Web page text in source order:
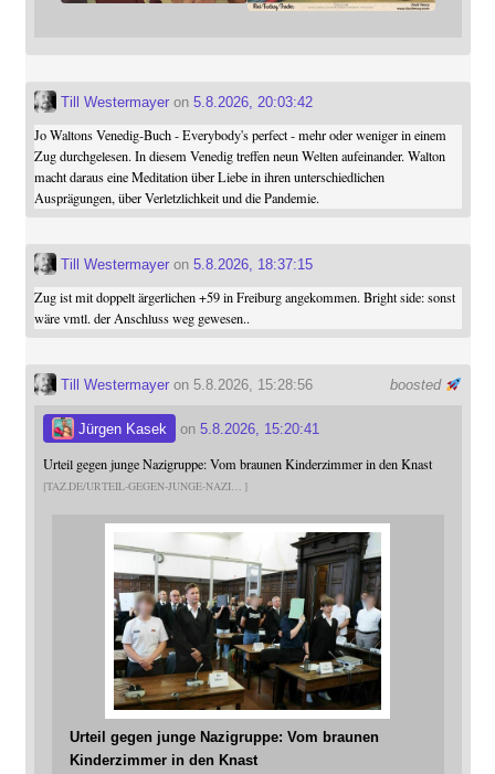
Till Westermayeron 5.8.2026, 20:03:42
Jo Waltons Venedig-Buch - Everybody's perfect - mehr oder weniger in einem
Zug durchgelesen. In diesem Venedig treffen neun Welten aufeinander. Walton
macht daraus eine Meditation über Liebe in ihren unterschiedlichen
Ausprägungen, über Verletzlichkeit und die Pandemie.
Till Westermayeron 5.8.2026, 18:37:15
Zug ist mit doppelt ärgerlichen +59 in Freiburg angekommen. Bright side: sonst
wäre vmtl. der Anschluss weg gewesen..
boosted
Till Westermayeron 5.8.2026, 15:28:56
Jürgen Kasek on 5.8.2026, 15:20:41
Urteil gegen junge Nazigruppe: Vom braunen Kinderzimmer in den Knast
TAZ.DE/URTEIL-GEGEN-JUNGE-NAZI
Urteil gegen junge Nazigruppe: Vom braunen
Kinderzimmer in den Knast